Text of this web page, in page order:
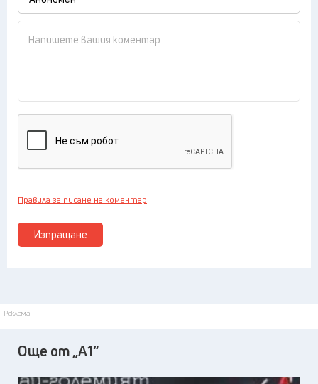
Изпращане
Правила за писане на коментар
Реклама
Още от „А1“